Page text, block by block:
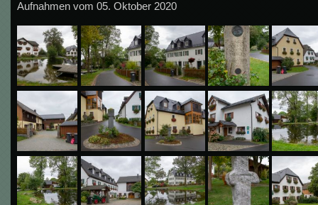
Aufnahmen vom 05. Oktober 2020